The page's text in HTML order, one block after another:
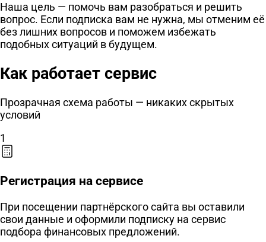
Наша цель — помочь вам разобраться и решить
вопрос. Если подписка вам не нужна, мы отменим её
без лишних вопросов и поможем избежать
подобных ситуаций в будущем.
Как работает сервис
Прозрачная схема работы — никаких скрытых
условий
1
Регистрация на сервисе
При посещении партнёрского сайта вы оставили
свои данные и оформили подписку на сервис
подбора финансовых предложений.